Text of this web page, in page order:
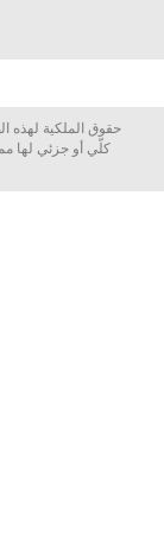
حقوق الملكية لهذه
كلّي أو جزئي لها